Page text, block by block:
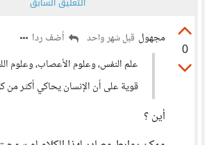
0
مجهول قبل شهر واحد
أضف ردا
علم النفس، وعلوم الأعصاب، وعلوم
قوية على أن الإنسان يحاكي أكثر من
أين ؟